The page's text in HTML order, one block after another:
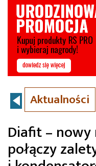
Aktualności
Diafit –
połączy